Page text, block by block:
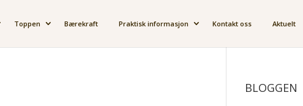
Toppen Bærekraft Praktisk informasjon Kontakt oss Aktuelt
BLOGGEN